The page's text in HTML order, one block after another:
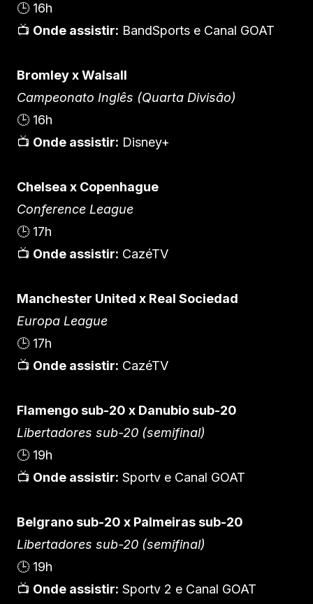
🕒 16h
📺 Onde assistir: BandSports e Canal GOAT
Bromley x Walsall
Campeonato Inglês (Quarta Divisão)
🕒 16h
📺 Onde assistir: Disney+
Chelsea x Copenhague
Conference League
🕒 17h
📺 Onde assistir: CazéTV
Manchester United x Real Sociedad
Europa League
🕒 17h
📺 Onde assistir: CazéTV
Flamengo sub-20 x Danubio sub-20
Libertadores sub-20 (semifinal)
🕒 19h
📺 Onde assistir: Sportv e Canal GOAT
Belgrano sub-20 x Palmeiras sub-20
Libertadores sub-20 (semifinal)
🕒 19h
📺 Onde assistir: Sportv 2 e Canal GOAT